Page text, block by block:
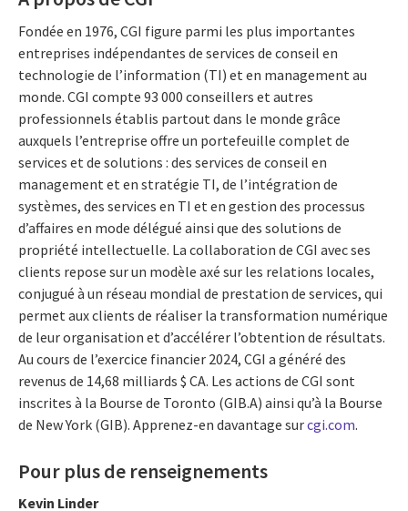
Fondée en 1976, CGI figure parmi les plus importantes
entreprises indépendantes de services de conseil en
technologie de l’information (TI) et en management au
monde. CGI compte 93 000 conseillers et autres
professionnels établis partout dans le monde grâce
auxquels l’entreprise offre un portefeuille complet de
services et de solutions : des services de conseil en
management et en stratégie TI, de l’intégration de
systèmes, des services en TI et en gestion des processus
d’affaires en mode délégué ainsi que des solutions de
propriété intellectuelle. La collaboration de CGI avec ses
clients repose sur un modèle axé sur les relations locales,
conjugué à un réseau mondial de prestation de services, qui
permet aux clients de réaliser la transformation numérique
de leur organisation et d’accélérer l’obtention de résultats.
Au cours de l’exercice financier 2024, CGI a généré des
revenus de 14,68 milliards $ CA. Les actions de CGI sont
inscrites à la Bourse de Toronto (GIB.A) ainsi qu’à la Bourse
de New York (GIB). Apprenez-en davantage surcgi.com.
Pour plus de renseignements
Kevin Linder